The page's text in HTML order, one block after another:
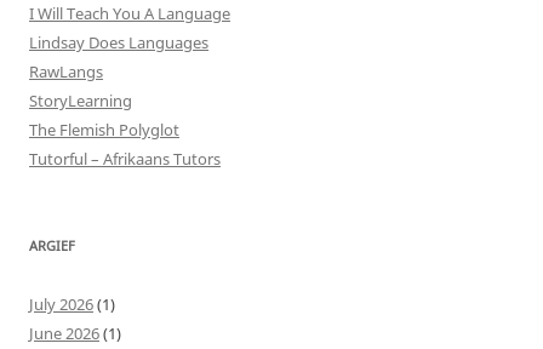
I Will Teach You A Language
Lindsay Does Languages
RawLangs
StoryLearning
The Flemish Polyglot
Tutorful – Afrikaans Tutors
ARGIEF
July 2026(1)
June 2026(1)